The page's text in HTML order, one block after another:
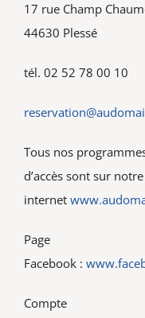
17 rue Champ
44630 Plessé
tél. 02 52 78 00 10
Tous nos
d’accès sont sur
internet
Page
Facebook :
Compte